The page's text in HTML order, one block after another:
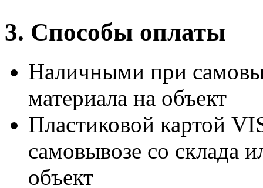
3. Способы оплаты
Наличными при
материала на объект
Пластиковой картой
самовывозе со склада
объект